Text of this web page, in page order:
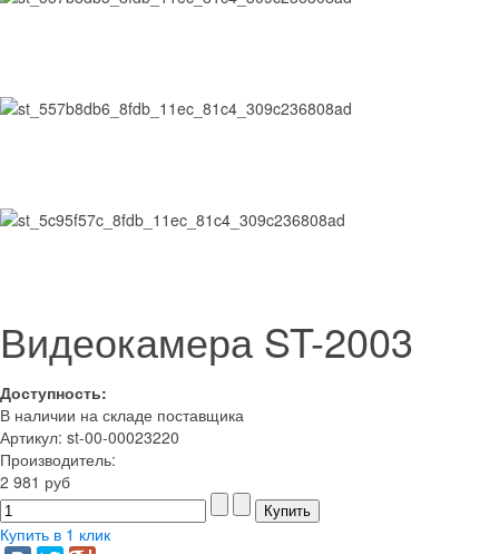
Видеокамера ST-2003
Доступность:
В наличии на складе поставщика
Артикул: st-00-00023220
Производитель:
2 981 руб
Купить в 1 клик